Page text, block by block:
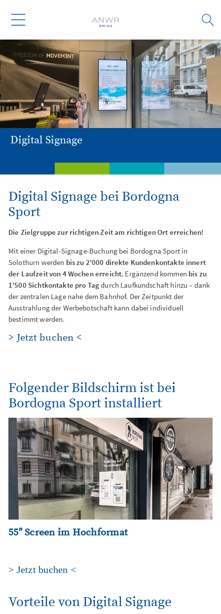
Digital Signage
DienstleistungenWeiterbildung Branchen
Digital Signage bei Bordogna
Sport
Die Zielgruppe zur richtigen Zeit am richtigen Ort erreichen!
Mit einer Digital-Signage-Buchung bei Bordogna Sport in
Solothurn werden bis zu 2'000 direkte Kundenkontakte innert
der Laufzeit von 4 Wochen erreicht. Ergänzend kommen bis zu
1'500 Sichtkontakte pro Tagdurch Laufkundschaft hinzu – dank
der zentralen Lage nahe dem Bahnhof. Der Zeitpunkt der
Ausstrahlung der Werbebotschaft kann dabei individuell
bestimmt werden.
> Jetzt buchen <
Folgender Bildschirm ist bei
Bordogna Sport installiert
55" Screen im Hochformat
> Jetzt buchen <
Vorteile von Digital Signage